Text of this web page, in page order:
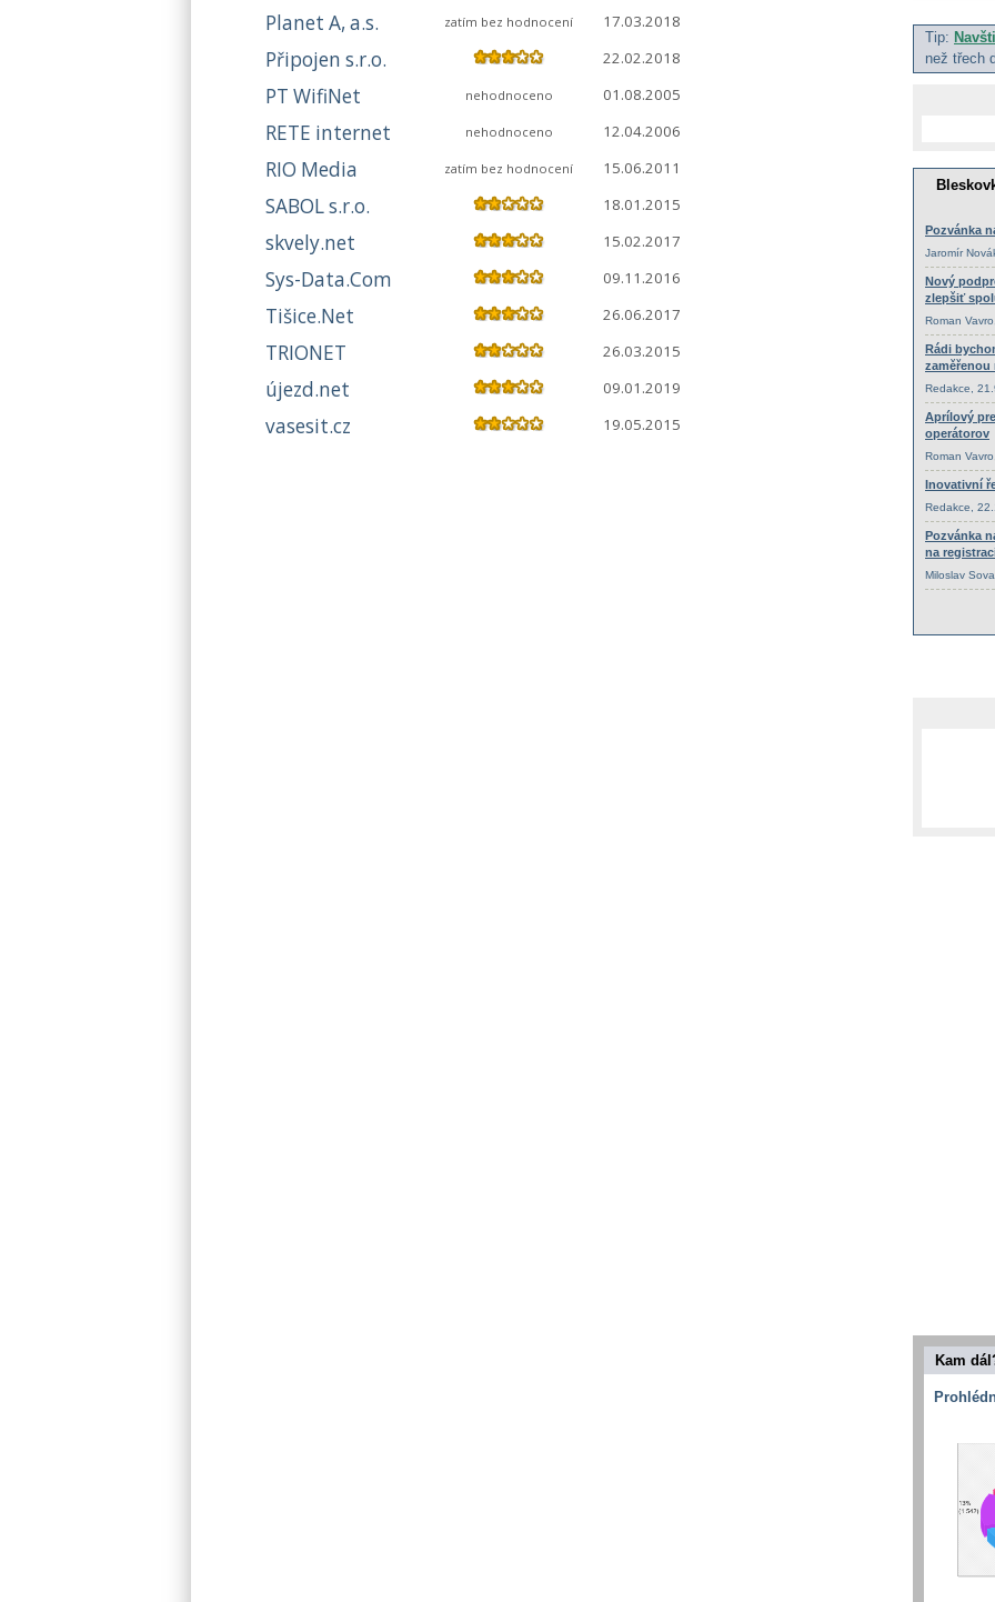
Planet A, a.s. zatím bez hodnocení 17.03.2018
Připojen s.r.o. 22.02.2018
PT WifiNet nehodnoceno 01.08.2005
RETE internet nehodnoceno 12.04.2006
RIO Media zatím bez hodnocení 15.06.2011
SABOL s.r.o. 18.01.2015
skvely.net 15.02.2017
Sys-Data.Com 09.11.2016
Tišice.Net 26.06.2017
TRIONET 26.03.2015
újezd.net 09.01.2019
vasesit.cz 19.05.2015
Tip:
než třech
Kam